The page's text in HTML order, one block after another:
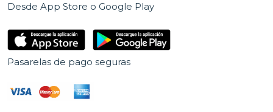
Desde App Store o Google Play
Pasarelas de pago seguras